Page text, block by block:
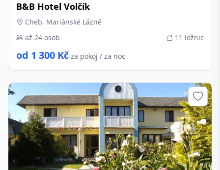
B&B Hotel Volčík
Cheb, Mariánské Lázně
až 24 osob
11 ložnic
od 1 300 Kč za pokoj / za noc